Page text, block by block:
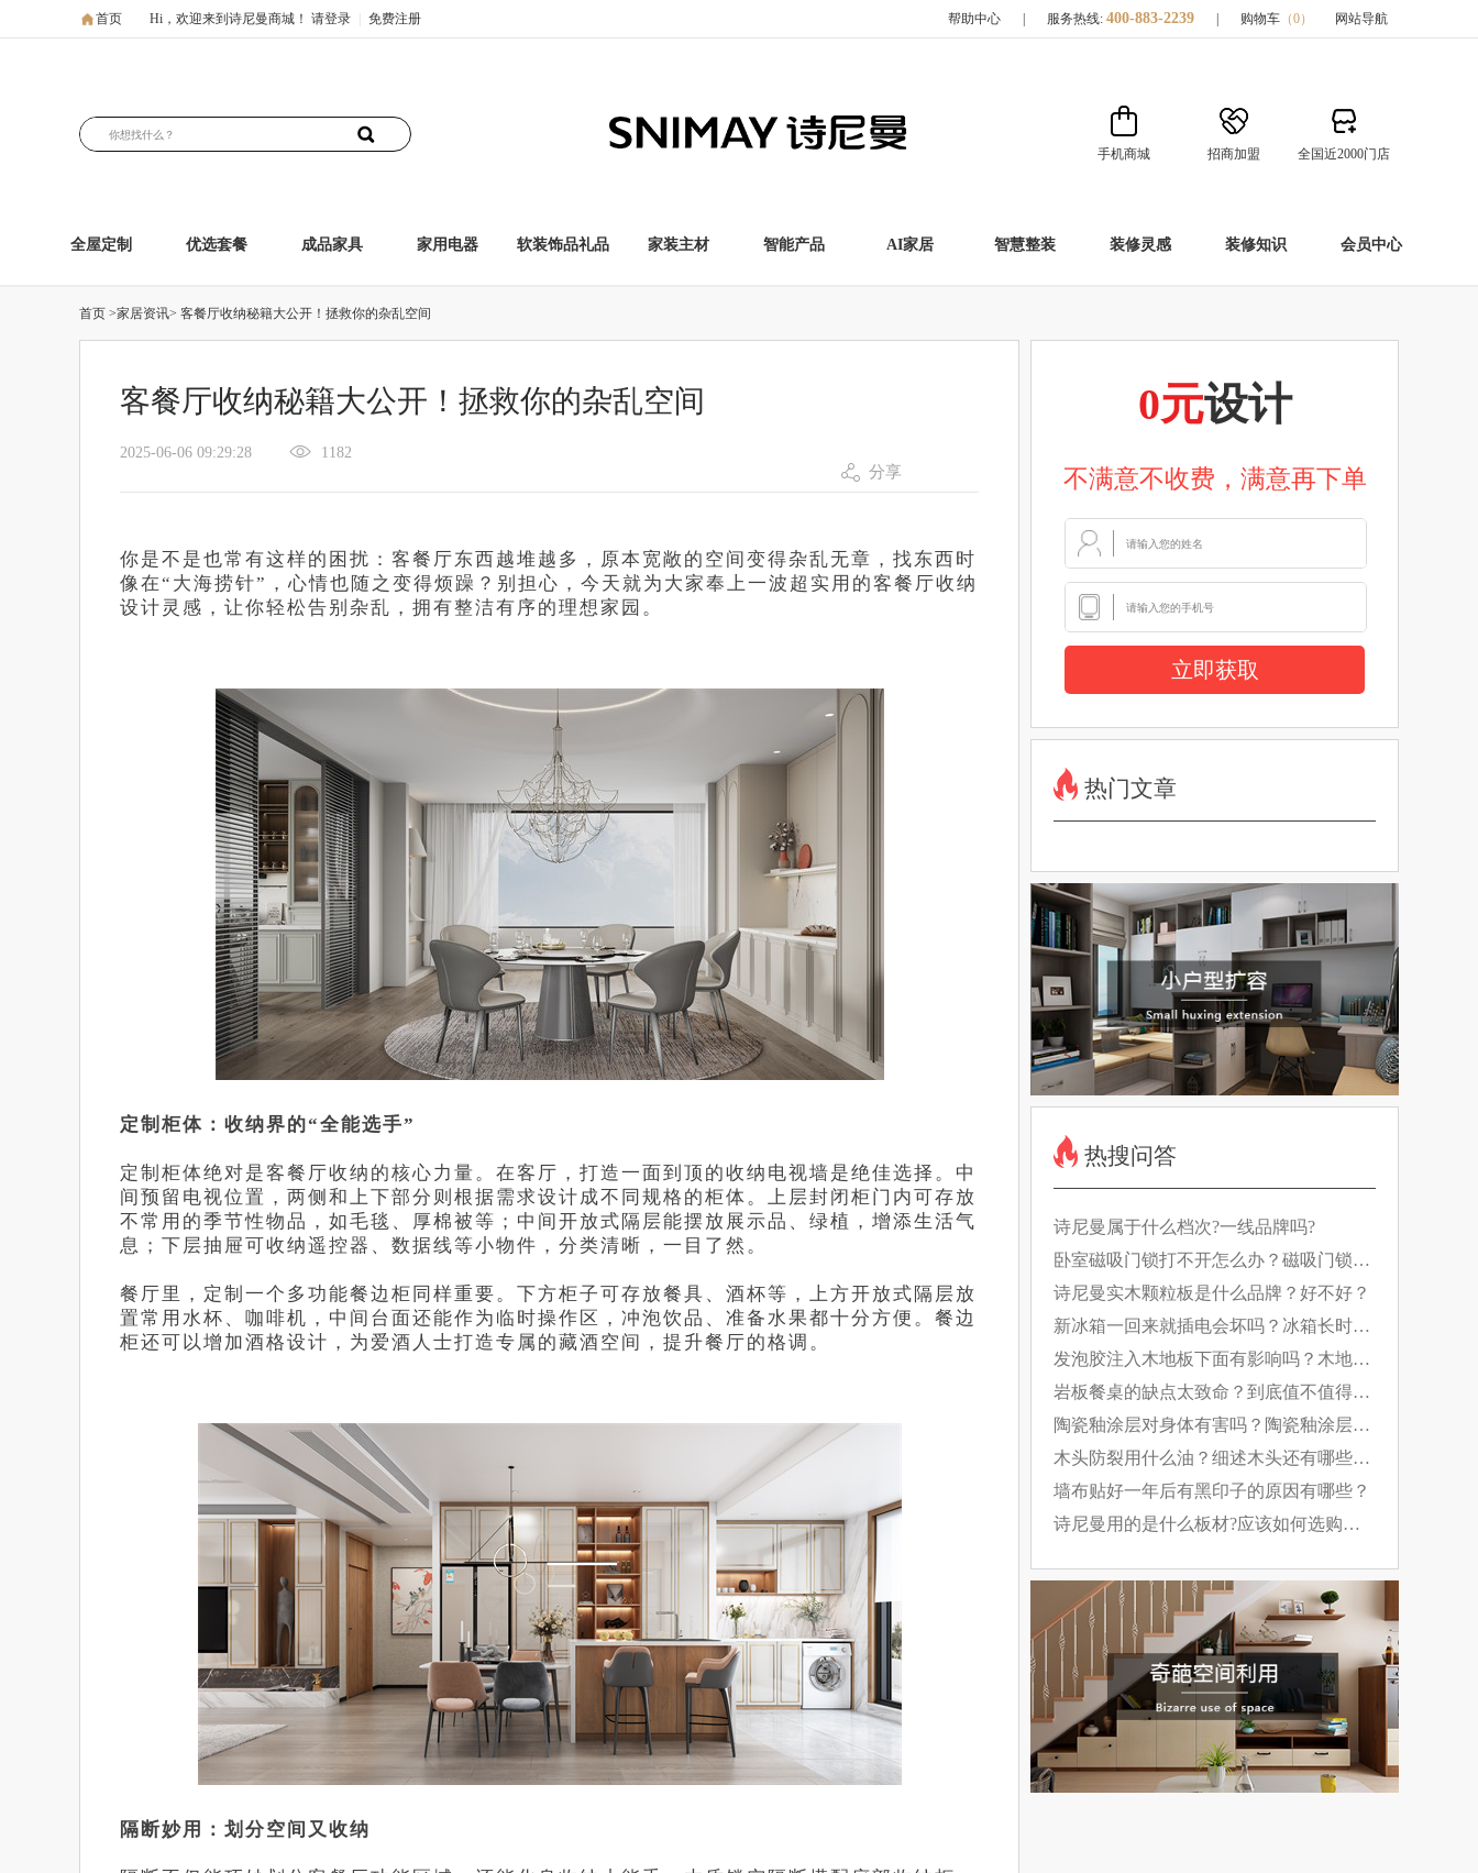
首页 Hi，欢迎来到诗尼曼商城！ 请登录 免费注册 帮助中心 服务热线: 400-883-2239 购物车 （0） 网站导航
手机商城 招商加盟 全国近2000门店
全屋定制 优选套餐 成品家具 家用电器 软装饰品礼品 家装主材 智能产品 AI家居 智慧整装 装修灵感 装修知识 会员中心
首页 >家居资讯> 客餐厅收纳秘籍大公开！拯救你的杂乱空间
客餐厅收纳秘籍大公开！拯救你的杂乱空间
2025-06-06 09:29:28 1182
分享
你是不是也常有这样的困扰：客餐厅东西越堆越多，原本宽敞的空间变得杂乱无章，找东西时
像在“大海捞针”，心情也随之变得烦躁？别担心，今天就为大家奉上一波超实用的客餐厅收纳
设计灵感，让你轻松告别杂乱，拥有整洁有序的理想家园。
定制柜体：收纳界的“全能选手”
定制柜体绝对是客餐厅收纳的核心力量。在客厅，打造一面到顶的收纳电视墙是绝佳选择。中
间预留电视位置，两侧和上下部分则根据需求设计成不同规格的柜体。上层封闭柜门内可存放
不常用的季节性物品，如毛毯、厚棉被等；中间开放式隔层能摆放展示品、绿植，增添生活气
息；下层抽屉可收纳遥控器、数据线等小物件，分类清晰，一目了然。
餐厅里，定制一个多功能餐边柜同样重要。下方柜子可存放餐具、酒杯等，上方开放式隔层放
置常用水杯、咖啡机，中间台面还能作为临时操作区，冲泡饮品、准备水果都十分方便。餐边
柜还可以增加酒格设计，为爱酒人士打造专属的藏酒空间，提升餐厅的格调。
隔断妙用：划分空间又收纳
0元设计
不满意不收费，满意再下单
立即获取
热门文章
热搜问答
诗尼曼属于什么档次?一线品牌吗?
卧室磁吸门锁打不开怎么办？磁吸门锁如
何工作的？
诗尼曼实木颗粒板是什么品牌？好不好？
新冰箱一回来就插电会坏吗？冰箱长时间
断电有什么影响？
发泡胶注入木地板下面有影响吗？木地板
日常养护要做好！
岩板餐桌的缺点太致命？到底值不值得
买？
陶瓷釉涂层对身体有害吗？陶瓷釉涂层的
特点是什么？
木头防裂用什么油？细述木头还有哪些防
裂方法
墙布贴好一年后有黑印子的原因有哪些？
诗尼曼用的是什么板材?应该如何选购板